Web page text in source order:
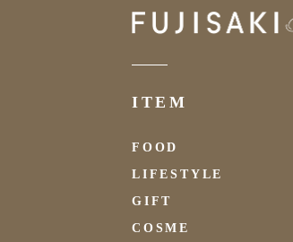
ITEM
FOOD
LIFESTYLE
GIFT
COSME